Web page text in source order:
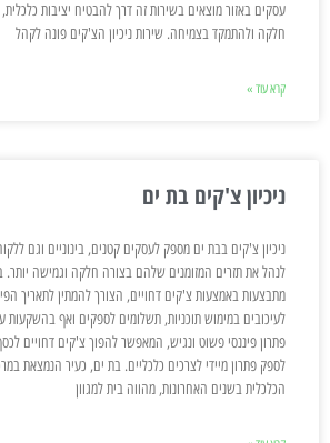
עסקים באזור מוצאים בשירות זה דרך להבטיח יציבות
חלקה ולהתמקד בצמיחה. שירות ניכיון הצ'קים פונה לקהל
קרא עוד »
ניכיון צ'קים בת ים
ניכיון צ'קים בבת ים מספק לעסקים קטנים, בינוניים וגם
לנהל את תזרים המזומנים שלהם בצורה חלקה וגמישה יותר.
מתבצעות באמצעות צ'קים דחויים, הצורך להמתין לתאריך
לעיכובים במימוש תוכניות, תשלומים לספקים ואף בהשקעות
פתרון פיננסי פשוט ונגיש, המאפשר להפוך צ'קים דחויים
לספק פתרון מיידי לצרכים כלכליים. בת ים, כעיר הנמצאת
הכלכלית בשנים האחרונות, מהווה בית למגוון